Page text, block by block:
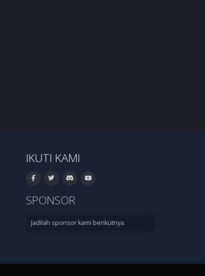
IKUTI KAMI
SPONSOR
Jadilah sponsor kami berikutnya.